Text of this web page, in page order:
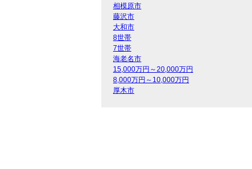
相模原市
藤沢市
大和市
8世帯
7世帯
海老名市
15,000万円～20,000万円
8,000万円～10,000万円
厚木市